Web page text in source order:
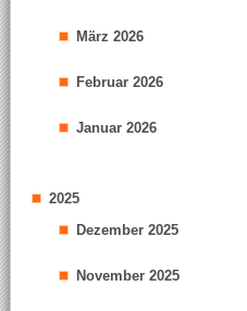
März 2026
Februar 2026
Januar 2026
2025
Dezember 2025
November 2025